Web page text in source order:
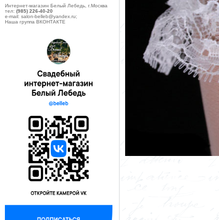
Интернет-магазин Белый Лебедь, г.Москва
тел: (985) 226-40-20
e-mail: salon-belleb@yandex.ru;
Наша группа ВКОНТАКТЕ